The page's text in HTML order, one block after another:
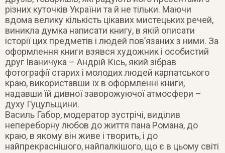
різних куточків України та й не тільки. Маючи
вдома велику кількість цікавих мистецьких речей,
виникла думка написати книгу, в якій описати
історії цих предметів і людей пов’язаних з ними. За
оформлення книги взявся художник і особистий
друг Іваничука – Андрій Кісь, який зібрав
фотографії старих і молодих людей карпатського
краю, використавши їх в оформленні книги,
надавши їй дивної заворожуючої атмосфери –
духу Гуцульщини.
Василь Габор, модератор зустрічі, виділив
непереборну любов до життя пана Романа, до
краю, в якому він живе і творить, і до
найпрекраснішого, найпалкішого, що є в цьому світі